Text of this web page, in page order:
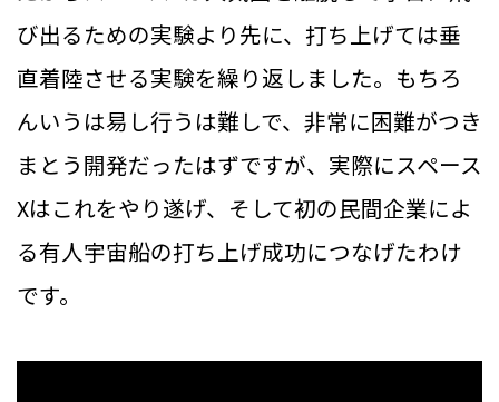
び出るための実験より先に、打ち上げては垂
直着陸させる実験を繰り返しました。もちろ
んいうは易し行うは難しで、非常に困難がつき
まとう開発だったはずですが、実際にスペース
Xはこれをやり遂げ、そして初の民間企業によ
る有人宇宙船の打ち上げ成功につなげたわけ
です。